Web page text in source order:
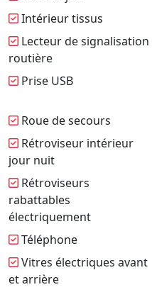
Intérieur tissus
Lecteur de signalisation
routière
Prise USB
Roue de secours
Rétroviseur intérieur
jour nuit
Rétroviseurs
rabattables
électriquement
Téléphone
Vitres électriques avant
et arrière